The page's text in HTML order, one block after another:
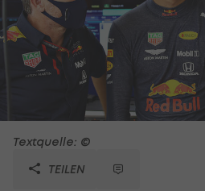
Textquelle: ©
TEILEN